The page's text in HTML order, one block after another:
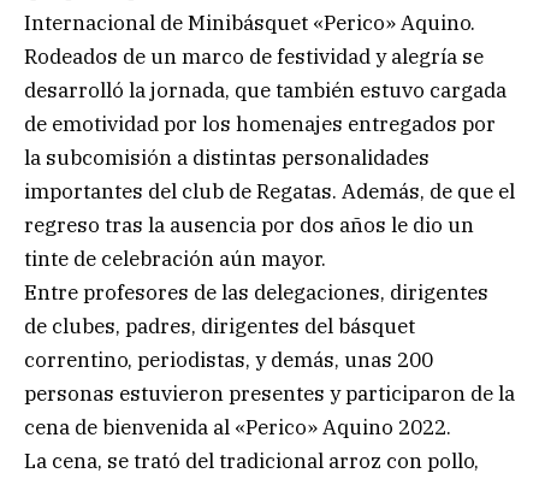
Internacional de Minibásquet «Perico» Aquino.
Rodeados de un marco de festividad y alegría se
desarrolló la jornada, que también estuvo cargada
de emotividad por los homenajes entregados por
la subcomisión a distintas personalidades
importantes del club de Regatas. Además, de que el
regreso tras la ausencia por dos años le dio un
tinte de celebración aún mayor.
Entre profesores de las delegaciones, dirigentes
de clubes, padres, dirigentes del básquet
correntino, periodistas, y demás, unas 200
personas estuvieron presentes y participaron de la
cena de bienvenida al «Perico» Aquino 2022.
La cena, se trató del tradicional arroz con pollo,